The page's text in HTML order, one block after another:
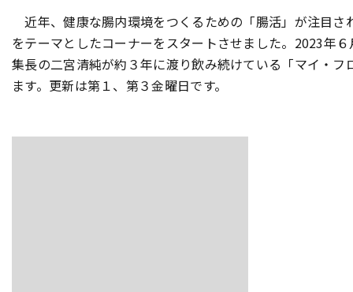
近年、健康な腸内環境をつくるための「腸活」が注目
をテーマとしたコーナーをスタートさせました。2023年
集長の二宮清純が約３年に渡り飲み続けている「マイ・
ます。更新は第１、第３金曜日です。